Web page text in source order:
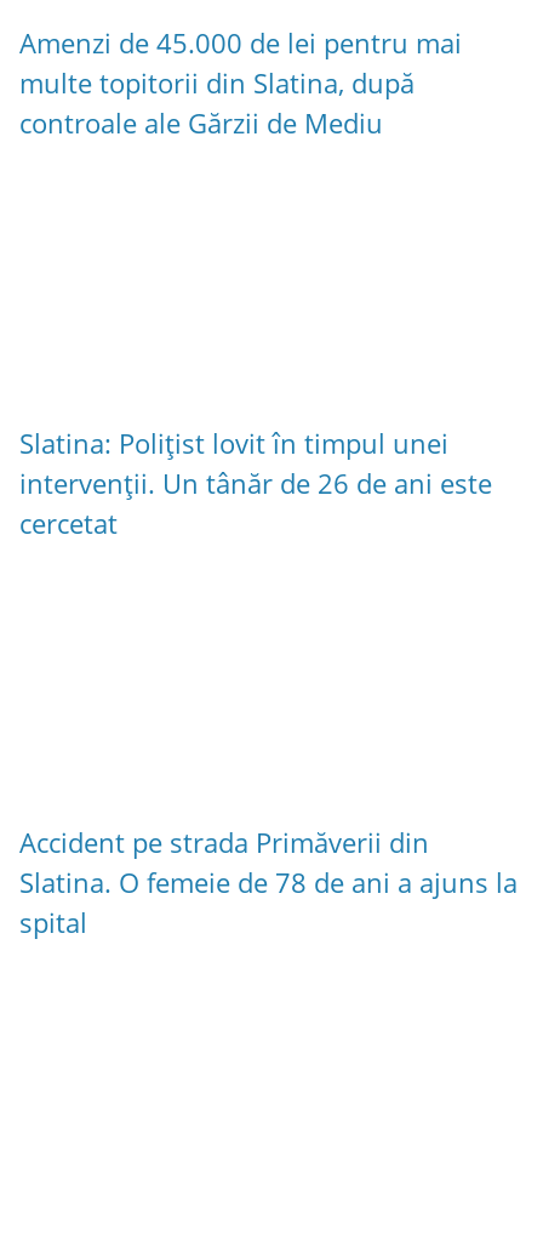
Amenzi de 45.000 de lei pentru mai
multe topitorii din Slatina, după
controale ale Gărzii de Mediu
Slatina: Polițist lovit în timpul unei
intervenții. Un tânăr de 26 de ani este
cercetat
Accident pe strada Primăverii din
Slatina. O femeie de 78 de ani a ajuns la
spital